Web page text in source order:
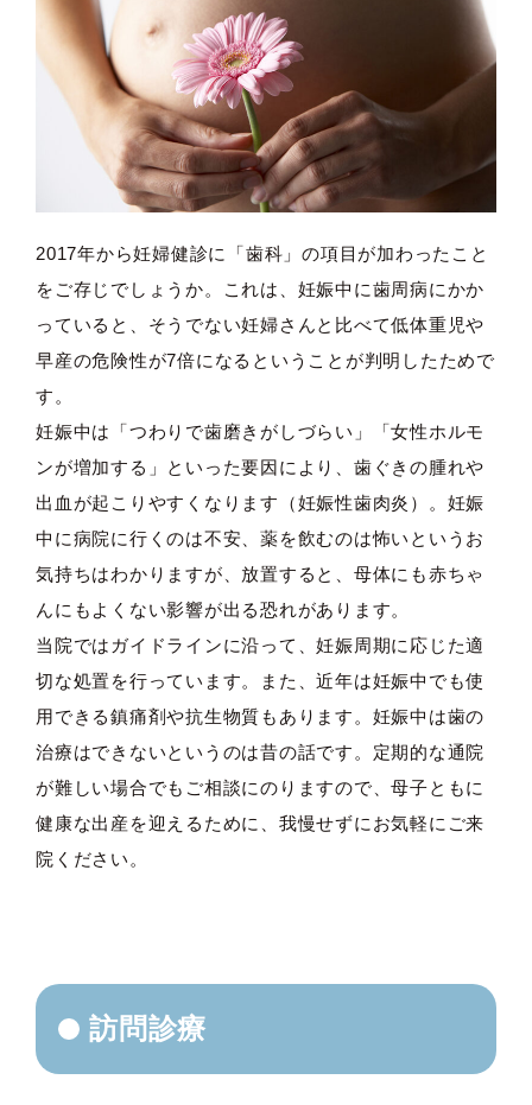
2017年から妊婦健診に「歯科」の項目が加わったこと
をご存じでしょうか。これは、妊娠中に歯周病にかか
っていると、そうでない妊婦さんと比べて低体重児や
早産の危険性が7倍になるということが判明したためで
す。
妊娠中は「つわりで歯磨きがしづらい」「女性ホルモ
ンが増加する」といった要因により、歯ぐきの腫れや
出血が起こりやすくなります（妊娠性歯肉炎）。妊娠
中に病院に行くのは不安、薬を飲むのは怖いというお
気持ちはわかりますが、放置すると、母体にも赤ちゃ
んにもよくない影響が出る恐れがあります。
当院ではガイドラインに沿って、妊娠周期に応じた適
切な処置を行っています。また、近年は妊娠中でも使
用できる鎮痛剤や抗生物質もあります。妊娠中は歯の
治療はできないというのは昔の話です。定期的な通院
が難しい場合でもご相談にのりますので、母子ともに
健康な出産を迎えるために、我慢せずにお気軽にご来
院ください。
訪問診療